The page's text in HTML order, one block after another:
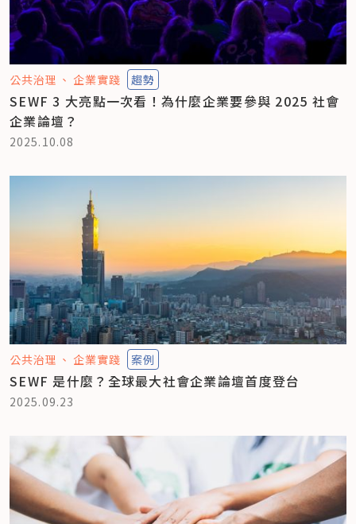
公共治理 企業實踐 趨勢
SEWF 3 大亮點一次看！為什麼企業要參與 2025 社會
企業論壇？
2025.10.08
公共治理 企業實踐 案例
SEWF 是什麼？全球最大社會企業論壇首度登台
2025.09.23